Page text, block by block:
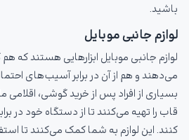
باشید.
لوازم جانبی موبایل
لوازم جانبی موبایل ابزارهایی هستند که
می‌دهند و هم از آن در برابر آسیب‌های
بسیاری از افراد پس از خرید گوشی،
قاب را تهیه می‌کنند تا از دستگاه خود در
کنند. این لوازم به شما کمک می‌کنند تا